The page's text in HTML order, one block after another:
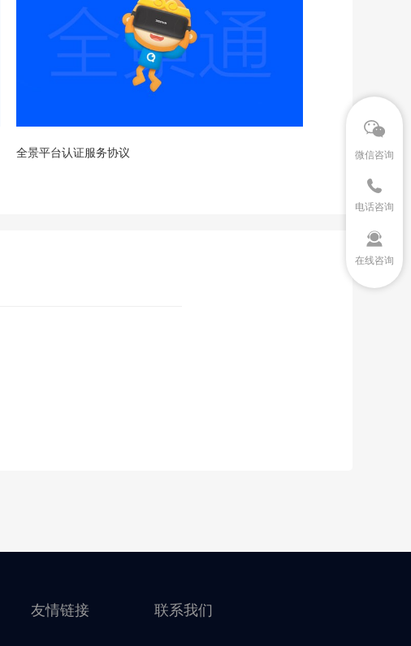
全景平台认证服务协议
友情链接 联系我们
微信咨询
电话咨询
在线咨询